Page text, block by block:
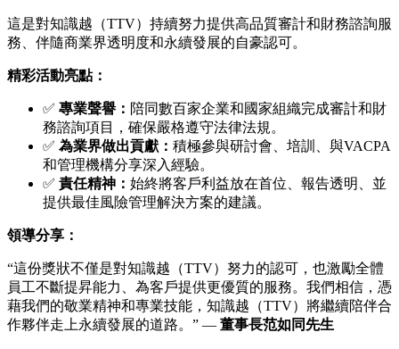
這是對知識越（TTV）持續努力提供高品質審計和財務諮詢服
務、伴隨商業界透明度和永續發展的自豪認可。
精彩活動亮點：
✅ 專業聲譽： 陪同數百家企業和國家組織完成審計和財
務諮詢項目，確保嚴格遵守法律法規。
✅ 為業界做出貢獻： 積極參與研討會、培訓、與VACPA
和管理機構分享深入經驗。
✅ 責任精神： 始終將客戶利益放在首位、報告透明、並
提供最佳風險管理解決方案的建議。
領導分享：
“這份獎狀不僅是對知識越（TTV）努力的認可，也激勵全體
員工不斷提昇能力、為客戶提供更優質的服務。我們相信，憑
藉我們的敬業精神和專業技能，知識越（TTV）將繼續陪伴合
作夥伴走上永續發展的道路。” — 董事長范如同先生